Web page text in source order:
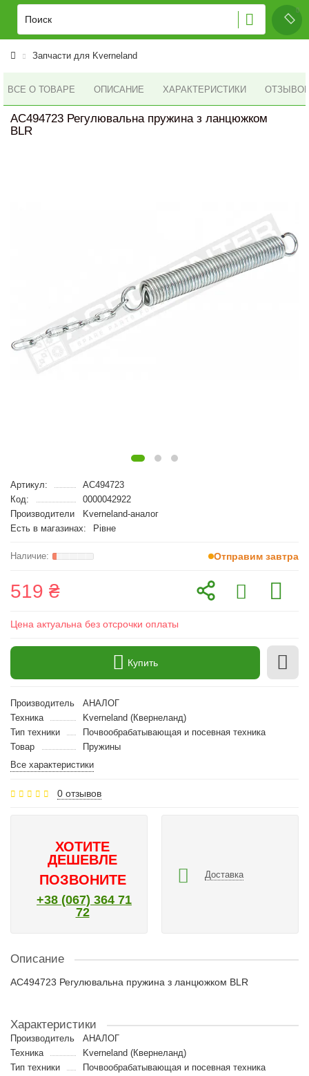
Запчасти для Kverneland
ВСЕ О ТОВАРЕ ОПИСАНИЕ ХАРАКТЕРИСТИКИ ОТЗЫВОВ
AC494723 Регулювальна пружина з ланцюжком
BLR
Артикул:
AC494723
Код:
0000042922
Производители
Kverneland-аналог
Есть в магазинах:
Рівне
Отправим завтра
519 ₴
Цена актуальна без отсрочки оплаты
Купить
Производитель
АНАЛОГ
Техника
Kverneland (Квернеланд)
Тип техники
Почвообрабатывающая и посевная техника
Товар
Пружины
Все характеристики
0 отзывов
ХОТИТЕ
ДЕШЕВЛЕ
ПОЗВОНИТЕ
+38 (067) 364 71
72
Доставка
Описание
AC494723 Регулювальна пружина з ланцюжком BLR
Характеристики
Производитель
АНАЛОГ
Техника
Kverneland (Квернеланд)
Тип техники
Почвообрабатывающая и посевная техника